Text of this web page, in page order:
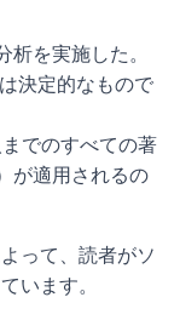
析を実施した。
決定的なもので
でのすべての著
が適用されるの
って、読者がソ
います。